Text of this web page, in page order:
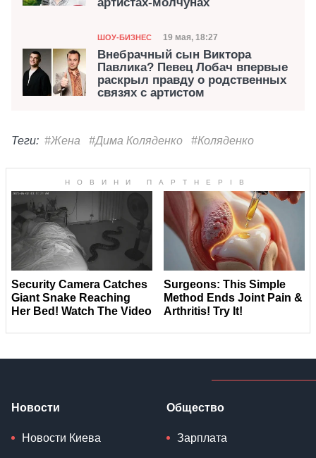
Категория
ШОУ-БИЗНЕС Дата публикации
19 мая, 18:27
Внебрачный сын Виктора
Павлика? Певец Лобач впервые
раскрыл правду о родственных
связях с артистом
Теги: #Жена #Дима Коляденко #Коляденко
Новости
Новости Киева
Общество
Зарплата